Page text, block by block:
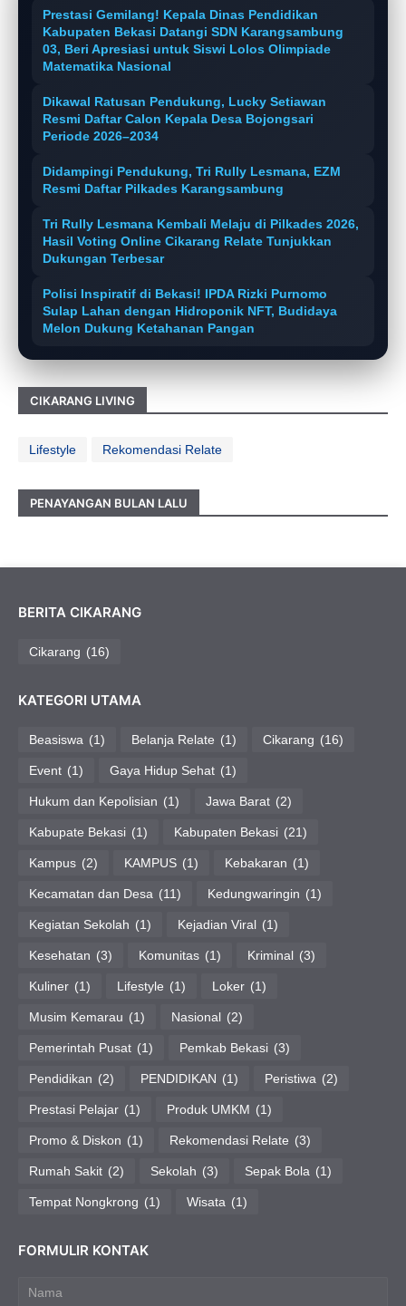
Prestasi Gemilang! Kepala Dinas Pendidikan
Kabupaten Bekasi Datangi SDN Karangsambung
03, Beri Apresiasi untuk Siswi Lolos Olimpiade
Matematika Nasional
Dikawal Ratusan Pendukung, Lucky Setiawan
Resmi Daftar Calon Kepala Desa Bojongsari
Periode 2026–2034
Didampingi Pendukung, Tri Rully Lesmana, EZM
Resmi Daftar Pilkades Karangsambung
Tri Rully Lesmana Kembali Melaju di Pilkades 2026,
Hasil Voting Online Cikarang Relate Tunjukkan
Dukungan Terbesar
Polisi Inspiratif di Bekasi! IPDA Rizki Purnomo
Sulap Lahan dengan Hidroponik NFT, Budidaya
Melon Dukung Ketahanan Pangan
CIKARANG LIVING
Lifestyle Rekomendasi Relate
PENAYANGAN BULAN LALU
BERITA CIKARANG
Cikarang (16)
KATEGORI UTAMA
Beasiswa (1) Belanja Relate (1) Cikarang (16)
Event (1) Gaya Hidup Sehat (1)
Hukum dan Kepolisian (1) Jawa Barat (2)
Kabupate Bekasi (1) Kabupaten Bekasi (21)
Kampus (2) KAMPUS (1) Kebakaran (1)
Kecamatan dan Desa (11) Kedungwaringin (1)
Kegiatan Sekolah (1) Kejadian Viral (1)
Kesehatan (3) Komunitas (1) Kriminal (3)
Kuliner (1) Lifestyle (1) Loker (1)
Musim Kemarau (1) Nasional (2)
Pemerintah Pusat (1) Pemkab Bekasi (3)
Pendidikan (2) PENDIDIKAN (1) Peristiwa (2)
Prestasi Pelajar (1) Produk UMKM (1)
Promo & Diskon (1) Rekomendasi Relate (3)
Rumah Sakit (2) Sekolah (3) Sepak Bola (1)
Tempat Nongkrong (1) Wisata (1)
FORMULIR KONTAK